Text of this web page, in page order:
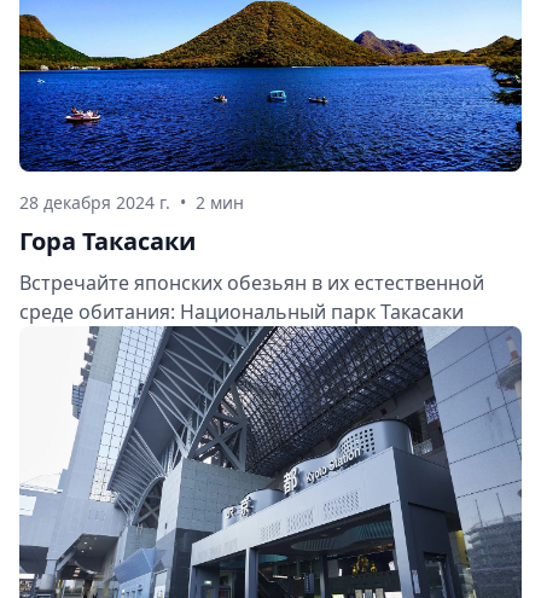
28 декабря 2024 г. • 2 мин
Гора Такасаки
Встречайте японских обезьян в их естественной
среде обитания: Национальный парк Такасаки